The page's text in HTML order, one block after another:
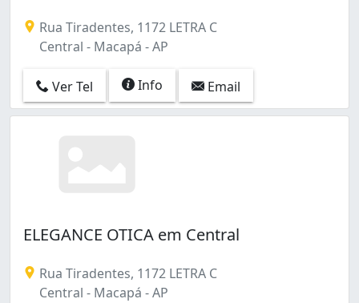
Rua Tiradentes, 1172 LETRA C
Central - Macapá - AP
Ver Tel Info Email
ELEGANCE OTICA em Central
Rua Tiradentes, 1172 LETRA C
Central - Macapá - AP